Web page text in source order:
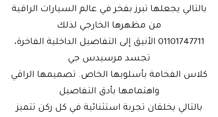
بالتالي يجعلها تبرز بفخر في عالم السيارات الراقية
من مظهرها الخارجي لذلك
01101747711 الأنيق إلى التفاصيل الداخلية الفاخرة،
تجسد مرسيدس جي
كلاس الفخامة بأسلوبها الخاص. تصميمها الراقي
واهتمامها بأدق التفاصيل
بالتالي يخلقان تجربة استثنائية في كل ركن تتميز